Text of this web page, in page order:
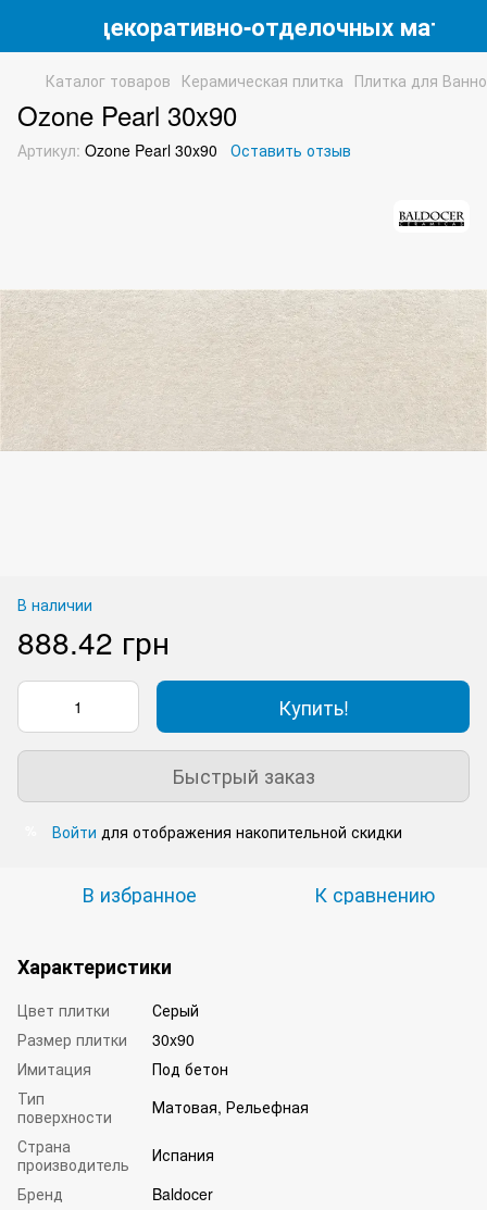
декоративно-отделочных
Каталог товаров Керамическая плитка Плитка для
Ozone Pearl 30x90
Артикул: Ozone Pearl 30x90 Оставить отзыв
В наличии
888.42 грн
Купить!
Быстрый заказ
Войти для отображения накопительной скидки
В избранное К сравнению
Характеристики
Цвет плитки
Серый
Размер плитки
30x90
Имитация
Под бетон
Тип
поверхности
Матовая, Рельефная
Страна
производитель
Испания
Бренд
Baldocer